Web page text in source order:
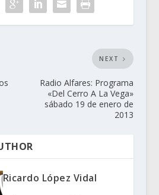
NEXT
Radio Alfares: Programa
«Del Cerro A La Vega»
sábado 19 de enero de
2013
Ricardo López Vidal